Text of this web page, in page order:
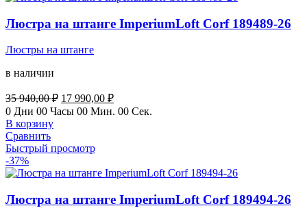
Люстра на штанге ImperiumLoft Corf 189489-26
Люстры на штанге
в наличии
35 940,00₽ Первоначальная
цена
940,00 ₽.
17 990,00 ₽Текущая
цена:
0 Дни 00 Часы 00 Мин. 00 Сек.
В корзину
Сравнить
Быстрый просмотр
-37%
Люстра на штанге ImperiumLoft Corf 189494-26